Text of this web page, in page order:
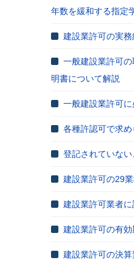
年数を緩和する指定
建設業許可の実
一般建設業許可
明書について解説
一般建設業許可
各種許認可で求
登記されていな
建設業許可の29
建設業許可業者
建設業許可の有
建設業許可の決